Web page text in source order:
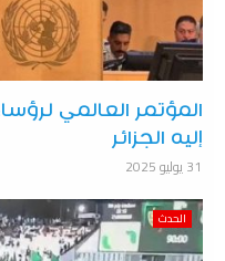
المؤتمر العالمي
إليه الجزائر
31 يوليو 2025
الحدث